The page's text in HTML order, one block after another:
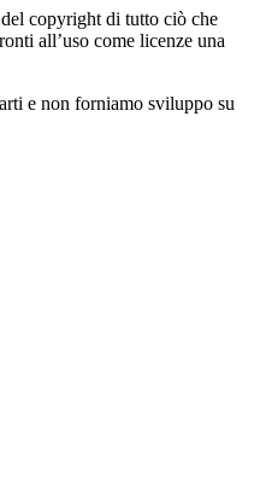
copyright di tutto ciò che
all’uso come licenze una
e non forniamo sviluppo su